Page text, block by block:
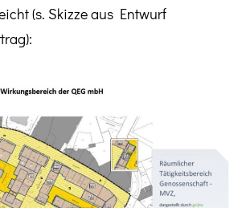
(s. Skizze aus Entwurf